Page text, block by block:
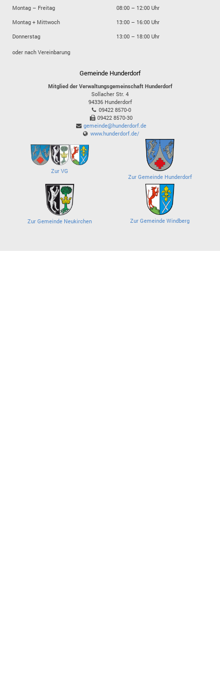
Montag – Freitag
08:00 – 12:00 Uhr
Montag + Mittwoch
13:00 – 16:00 Uhr
Donnerstag
13:00 – 18:00 Uhr
oder nach Vereinbarung
Gemeinde Hunderdorf
Mitglied der Verwaltungsgemeinschaft Hunderdorf
Sollacher Str. 4
94336 Hunderdorf
09422 8570-0
09422 8570-30
gemeinde@hunderdorf.de
www.hunderdorf.de/
Zur VG
Zur Gemeinde Hunderdorf
Zur Gemeinde Neukirchen Zur Gemeinde Windberg